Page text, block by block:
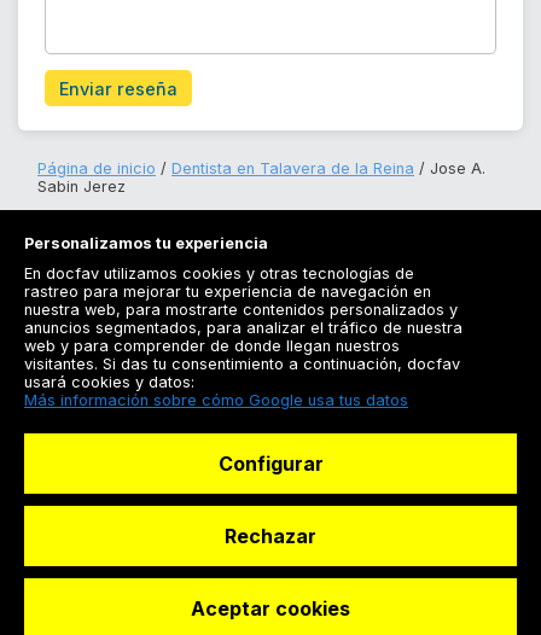
Enviar reseña
Página de inicio Dentista en Talavera de la Reina
Jose A.
Sabin Jerez
Registrarse
Docfav
© Dashboard Technologies S.L
Personalizamos tu experiencia
En docfav utilizamos cookies y otras tecnologías de
rastreo para mejorar tu experiencia de navegación en
nuestra web, para mostrarte contenidos personalizados y
anuncios segmentados, para analizar el tráfico de nuestra
web y para comprender de donde llegan nuestros
visitantes. Si das tu consentimiento a continuación, docfav
usará cookies y datos:
Más información sobre cómo Google usa tus datos
Configurar
Rechazar
Aceptar cookies